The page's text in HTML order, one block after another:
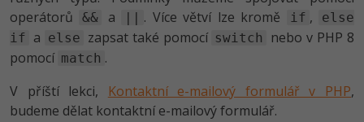
operátorů
&& a || . Více větví lze kromě if ,
else
if
a else zapsat také pomocí switch
nebo v PHP 8
pomocí match .
V příští lekci,
Kontaktní e-mailový formulář v PHP,
budeme dělat kontaktní e-mailový formulář.